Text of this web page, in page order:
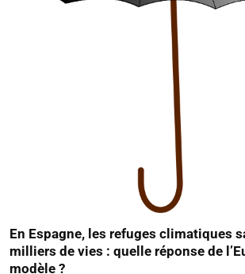
En Espagne, les refuges climatiques
milliers de vies : quelle réponse de
modèle ?